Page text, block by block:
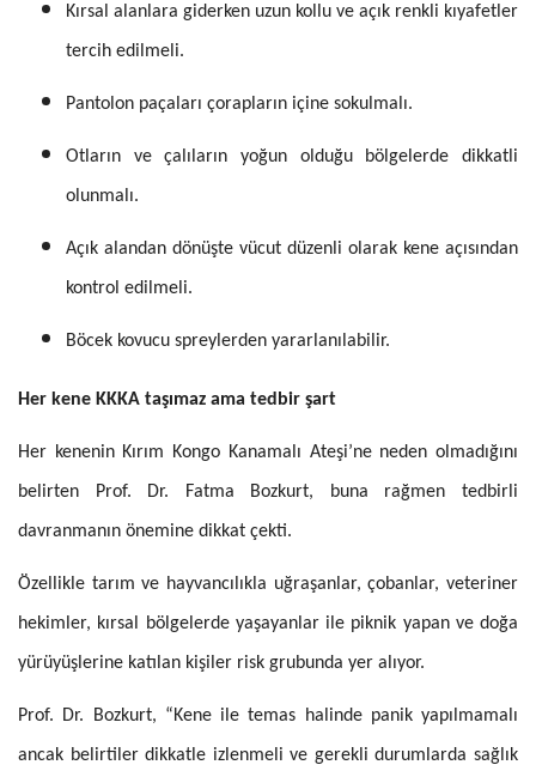
Kırsal alanlara giderken uzun kollu ve açık renkli kıyafetler
tercih edilmeli.
Pantolon paçaları çorapların içine sokulmalı.
Otların ve çalıların yoğun olduğu bölgelerde dikkatli
olunmalı.
Açık alandan dönüşte vücut düzenli olarak kene açısından
kontrol edilmeli.
Böcek kovucu spreylerden yararlanılabilir.
Her kene KKKA taşımaz ama tedbir şart
Her kenenin Kırım Kongo Kanamalı Ateşi’ne neden olmadığını
belirten Prof. Dr. Fatma Bozkurt, buna rağmen tedbirli
davranmanın önemine dikkat çekti.
Özellikle tarım ve hayvancılıkla uğraşanlar, çobanlar, veteriner
hekimler, kırsal bölgelerde yaşayanlar ile piknik yapan ve doğa
yürüyüşlerine katılan kişiler risk grubunda yer alıyor.
Prof. Dr. Bozkurt, “Kene ile temas halinde panik yapılmamalı
ancak belirtiler dikkatle izlenmeli ve gerekli durumlarda sağlık